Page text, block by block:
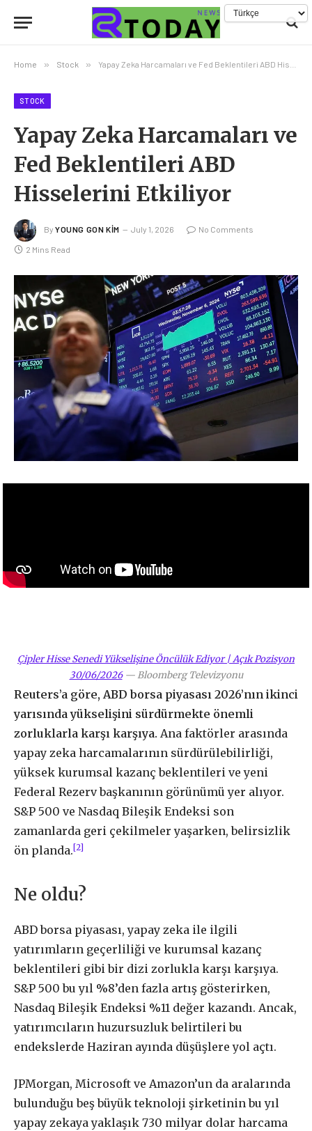
Home » Stock » Yapay Zeka Harcamaları ve Fed Beklentileri ABD Hisselerini Etkiliyor
STOCK
Yapay Zeka Harcamaları ve
Fed Beklentileri ABD
Hisselerini Etkiliyor
By YOUNG GON KIM July 1, 2026 No Comments
2 Mins Read
Çipler Hisse Senedi Yükselişine Öncülük Ediyor | Açık Pozisyon
30/06/2026—Bloomberg Televizyonu
Reuters’a göre, ABD borsa piyasası 2026’nın ikinci
yarısında yükselişini sürdürmekte önemli
zorluklarla karşı karşıya. Ana faktörler arasında
yapay zeka harcamalarının sürdürülebilirliği,
yüksek kurumsal kazanç beklentileri ve yeni
Federal Rezerv başkanının görünümü yer alıyor.
S&P 500 ve Nasdaq Bileşik Endeksi son
zamanlarda geri çekilmeler yaşarken, belirsizlik
ön planda.[2]
Ne oldu?
ABD borsa piyasası, yapay zeka ile ilgili
yatırımların geçerliliği ve kurumsal kazanç
beklentileri gibi bir dizi zorlukla karşı karşıya.
S&P 500 bu yıl %8’den fazla artış gösterirken,
Nasdaq Bileşik Endeksi %11 değer kazandı. Ancak,
yatırımcıların huzursuzluk belirtileri bu
endekslerde Haziran ayında düşüşlere yol açtı.
JPMorgan, Microsoft ve Amazon’un da aralarında
bulunduğu beş büyük teknoloji şirketinin bu yıl
yapay zekaya yaklaşık 730 milyar dolar harcama